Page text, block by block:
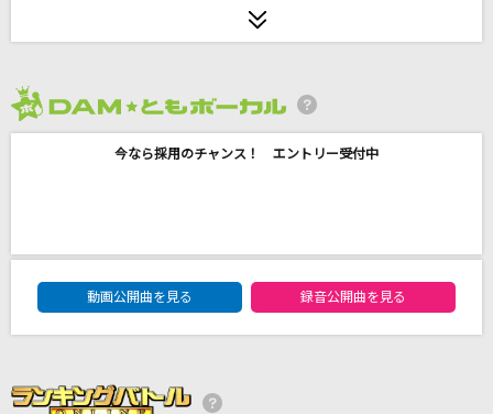
ヨルシカ
[生音]The Beginning
Official髭男dism
しわあわせ
銃の部品
今なら採用のチャンス！ エントリー受付中
DAM★ともボーカルエントリーランキング
動画公開曲を見る
録音公開曲を見る